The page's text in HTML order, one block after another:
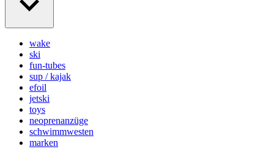
wake
ski
fun-tubes
sup / kajak
efoil
jetski
toys
neoprenanzüge
schwimmwesten
marken